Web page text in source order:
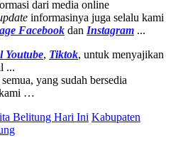
dari media online
informasinya juga selalu kami
Facebook dan Instagram ...
Youtube, Tiktok, untuk menyajikan
...
yang sudah bersedia
…
Belitung Hari Ini Kabupaten